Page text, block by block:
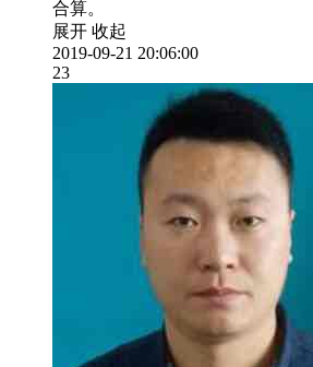
合算。
展开 收起
2019-09-21 20:06:00
23